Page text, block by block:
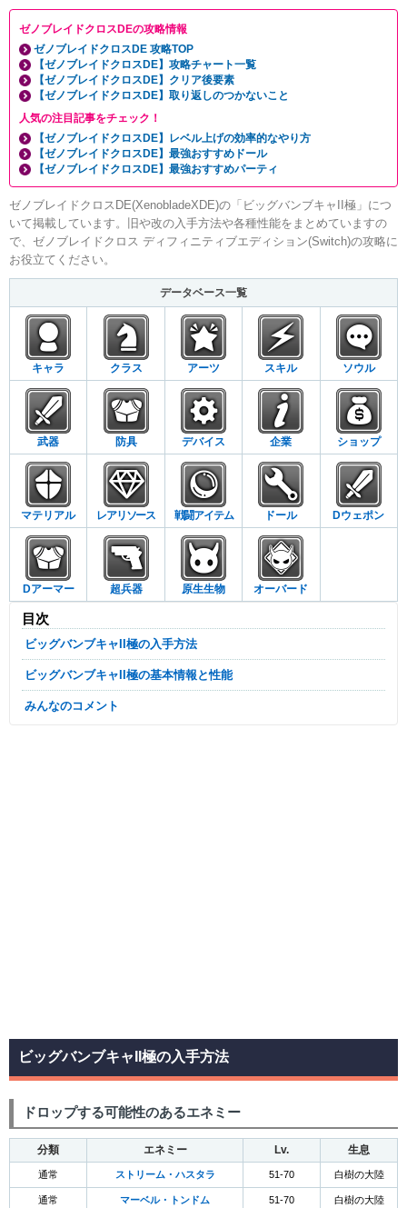
ゼノブレイドクロスDEの攻略情報
ゼノブレイドクロスDE 攻略TOP
【ゼノブレイドクロスDE】攻略チャート一覧
【ゼノブレイドクロスDE】クリア後要素
【ゼノブレイドクロスDE】取り返しのつかないこと
人気の注目記事をチェック！
【ゼノブレイドクロスDE】レベル上げの効率的なやり方
【ゼノブレイドクロスDE】最強おすすめドール
【ゼノブレイドクロスDE】最強おすすめパーティ
ゼノブレイドクロスDE(XenobladeXDE)の「ビッグバンブキャII極」につ
いて掲載しています。旧や改の入手方法や各種性能をまとめていますの
で、ゼノブレイドクロス ディフィニティブエディション(Switch)の攻略に
お役立てください。
データベース一覧
キャラ クラス アーツ スキル ソウル
武器 防具 デバイス 企業 ショップ
マテリアル レアリソース 戦闘アイテム ドール Dウェポン
Dアーマー 超兵器 原生生物 オーバード
目次
ビッグバンブキャII極の入手方法
ビッグバンブキャII極の基本情報と性能
みんなのコメント
ビッグバンブキャII極の入手方法
ドロップする可能性のあるエネミー
分類 エネミー Lv. 生息
通常 ストリーム・ハスタラ 51-70 白樹の大陸
通常 マーベル・トンドム 51-70 白樹の大陸